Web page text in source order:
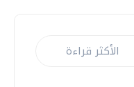
الأكثر قراءة